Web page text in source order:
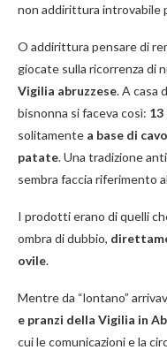
non addirittura introvabile
O addirittura pensare di
giocate sulla ricorrenza di
Vigilia abruzzese. A casa
bisnonna si faceva così:
solitamente a base di
patate. Una tradizione
sembra faccia riferimento
I prodotti erano di quelli
ombra di dubbio,
ovile.
Mentre da “lontano”
e pranzi della Vigilia in
cui le comunicazioni e la